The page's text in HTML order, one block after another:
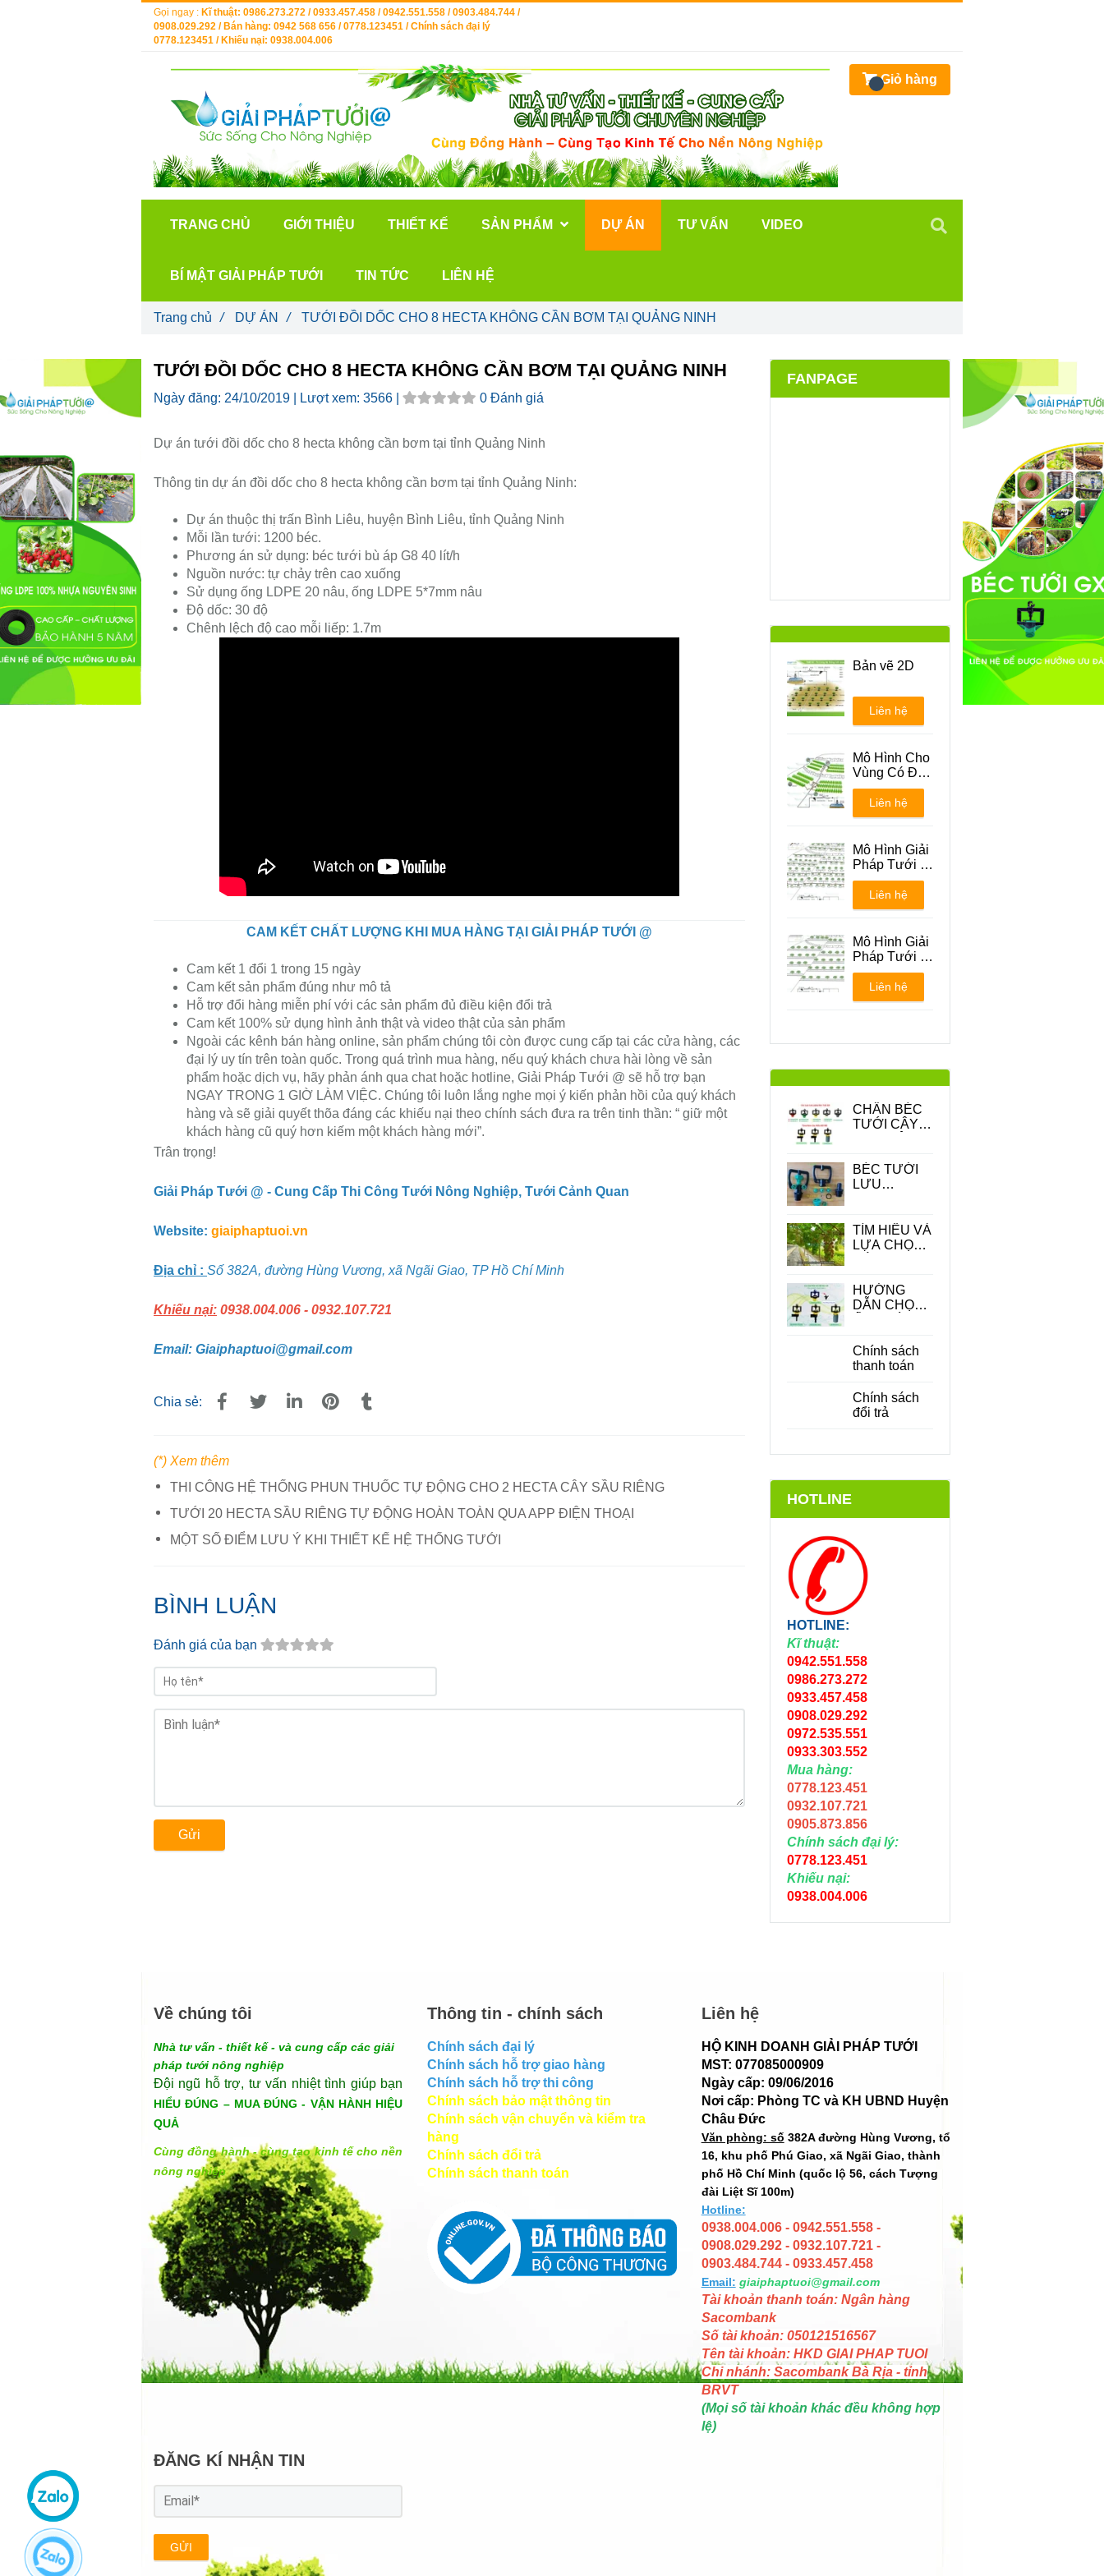
TƯỚI ĐỒI DỐC CHO 8 HECTA KHÔNG CẦN BƠM TẠI QUẢNG NINH
Ngày đăng: 24/10/2019 | Lượt xem: 3566 | 0 Đánh giá
Dự án tưới đồi dốc cho 8 hecta không cần bơm tại tỉnh Quảng Ninh
Thông tin dự án đồi dốc cho 8 hecta không cần bơm tại tỉnh Quảng Ninh:
Dự án thuộc thị trấn Bình Liêu, huyện Bình Liêu, tỉnh Quảng Ninh
Mỗi lần tưới: 1200 béc.
Phương án sử dụng: béc tưới bù áp G8 40 lít/h
Nguồn nước: tự chảy trên cao xuống
Sử dụng ống LDPE 20 nâu, ống LDPE 5*7mm nâu
Độ dốc: 30 độ
Chênh lệch độ cao mỗi liếp: 1.7m
CAM KẾT CHẤT LƯỢNG KHI MUA HÀNG TẠI GIẢI PHÁP TƯỚI @
Cam kết 1 đổi 1 trong 15 ngày
Cam kết sản phẩm đúng như mô tả
Hỗ trợ đổi hàng miễn phí với các sản phẩm đủ điều kiện đổi trả
Cam kết 100% sử dụng hình ảnh thật và video thật của sản phẩm
Ngoài các kênh bán hàng online, sản phẩm chúng tôi còn được cung cấp tại các cửa hàng, các
đại lý uy tín trên toàn quốc. Trong quá trình mua hàng, nếu quý khách chưa hài lòng về sản
phẩm hoặc dịch vụ, hãy phản ánh qua chat hoặc hotline, Giải Pháp Tưới @ sẽ hỗ trợ bạn
NGAY TRONG 1 GIỜ LÀM VIỆC. Chúng tôi luôn lắng nghe mọi ý kiến phản hồi của quý khách
hàng và sẽ giải quyết thõa đáng các khiếu nại theo chính sách đưa ra trên tinh thần: “ giữ một
khách hàng cũ quý hơn kiếm một khách hàng mới”.
Trân trọng!
Giải Pháp Tưới @ - Cung Cấp Thi Công Tưới Nông Nghiệp, Tưới Cảnh Quan
Website: giaiphaptuoi.vn
Địa chỉ : Số 382A, đường Hùng Vương, xã Ngãi Giao, TP Hồ Chí Minh
Khiếu nại: 0938.004.006 - 0932.107.721
Email: Giaiphaptuoi@gmail.com
Chia sẻ:
(*) Xem thêm
THI CÔNG HỆ THỐNG PHUN THUỐC TỰ ĐỘNG CHO 2 HECTA CÂY SẦU RIÊNG
TƯỚI 20 HECTA SẦU RIÊNG TỰ ĐỘNG HOÀN TOÀN QUA APP ĐIỆN THOẠI
MỘT SỐ ĐIỂM LƯU Ý KHI THIẾT KẾ HỆ THỐNG TƯỚI
BÌNH LUẬN
Đánh giá của bạn
Gửi
FANPAGE
Bản vẽ 2D
Liên hệ
Mô Hình Cho
Vùng Có Địa
Hình Đồi Núi
Liên hệ
Mô Hình Giải
Pháp Tưới -
Phương án 1
Liên hệ
Mô Hình Giải
Pháp Tưới -
Phương án 2
Liên hệ
CHÂN BÉC
TƯỚI CÂY -
TRONG
TRONG HỆ
BÉC TƯỚI
LƯU
TÌM HIỂU VÀ
LỰA CHỌN
CÂY ĂN
QUẢ PHÙ
HƯỚNG
DẪN CHỌN
TƯỚI CÂY
PHÙ HỢP
KIỆM CHI
PHÍ
Chính sách
thanh toán
Chính sách
đổi trả
HOTLINE
HOTLINE:
Kĩ thuật:
0942.551.558
0986.273.272
0933.457.458
0908.029.292
0972.535.551
0933.303.552
Mua hàng:
0778.123.451
0932.107.721
0905.873.856
Chính sách đại lý:
0778.123.451
Khiếu nại:
0938.004.006
Trang chủ / DỰ ÁN / TƯỚI ĐỒI DỐC CHO 8 HECTA KHÔNG CẦN BƠM TẠI QUẢNG NINH
Gọi ngay : Kĩ thuật: 0986.273.272 / 0933.457.458 / 0942.551.558 / 0903.484.744 /
0908.029.292 / Bán hàng: 0942 568 656 / 0778.123451 / Chính sách đại lý
0778.123451 / Khiếu nại: 0938.004.006
Giỏ hàng
TRANG CHỦ GIỚI THIỆU THIẾT KẾ SẢN PHẨM DỰ ÁN TƯ VẤN VIDEO
BÍ MẬT GIẢI PHÁP TƯỚI TIN TỨC LIÊN HỆ
Về chúng tôi
Nhà tư vấn - thiết kế - và cung cấp các giải
pháp tưới nông nghiệp
Đội ngũ hỗ trợ, tư vấn nhiệt tình giúp bạn
HIỂU ĐÚNG – MUA ĐÚNG - VẬN HÀNH HIỆU
QUẢ
Cùng đồng hành - cùng tạo kinh tế cho nền
nông nghiệp
Thông tin - chính sách
Chính sách đại lý
Chính sách hỗ trợ giao hàng
Chính sách hỗ trợ thi công
Chính sách bảo mật thông tin
Chính sách vận chuyển và kiểm tra
hàng
Chính sách đổi trả
Chính sách thanh toán
Liên hệ
HỘ KINH DOANH GIẢI PHÁP TƯỚI
MST: 077085000909
Ngày cấp: 09/06/2016
Nơi cấp: Phòng TC và KH UBND Huyện
Châu Đức
Văn phòng: số 382A đường Hùng Vương, tổ
16, khu phố Phú Giao, xã Ngãi Giao, thành
phố Hồ Chí Minh (quốc lộ 56, cách Tượng
đài Liệt Sĩ 100m)
Hotline:
0938.004.006 - 0942.551.558 -
0908.029.292 - 0932.107.721 -
0903.484.744 - 0933.457.458
Email: giaiphaptuoi@gmail.com
Tài khoản thanh toán: Ngân hàng
Sacombank
Số tài khoản: 050121516567
Tên tài khoản: HKD GIAI PHAP TUOI
Chi nhánh: Sacombank Bà Rịa - tỉnh
BRVT
(Mọi số tài khoản khác đều không hợp
lệ)
ĐĂNG KÍ NHẬN TIN
GỬI